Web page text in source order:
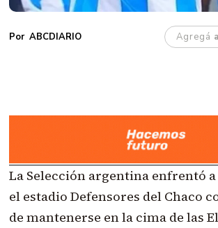
ABCDIARIO Agregá
La Selección argentina enfrentó
el estadio Defensores del Chaco
de mantenerse en la cima de las